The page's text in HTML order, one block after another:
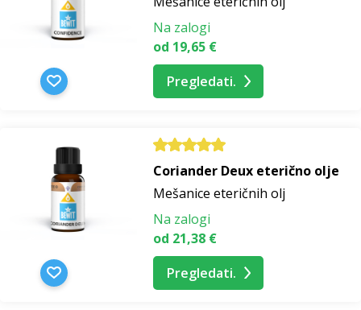
Na zalogi
od 19,65 €
Pregledati.
Coriander Deux eterično olje
Mešanice eteričnih olj
Na zalogi
od 21,38 €
Pregledati.